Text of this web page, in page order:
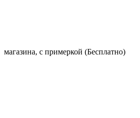
магазина, с примеркой (Бесплатно)